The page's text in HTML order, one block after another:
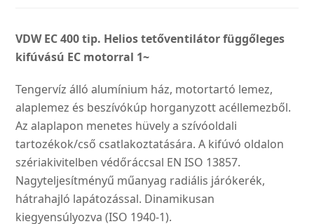
motorral
1~
VDW EC 400 tip. Helios tetőventilátor függőleges
kifúvású EC motorral 1~
Tengervíz álló alumínium ház, motortartó lemez,
alaplemez és beszívókúp horganyzott acéllemezből.
Az alaplapon menetes hüvely a szívóoldali
tartozékok/cső csatlakoztatására. A kifúvó oldalon
szériakivitelben védőráccsal EN ISO 13857.
Nagyteljesítményű műanyag radiális járókerék,
hátrahajló lapátozással. Dinamikusan
kiegyensúlyozva (ISO 1940-1).